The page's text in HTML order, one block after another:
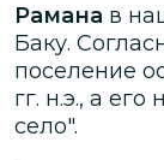
Рамана в
Баку.
поселение
гг. н.э., а
село".